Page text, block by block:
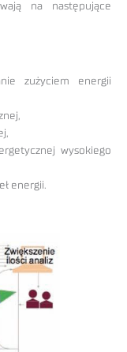
na następujące
zużyciem energii
wysokiego
energii.